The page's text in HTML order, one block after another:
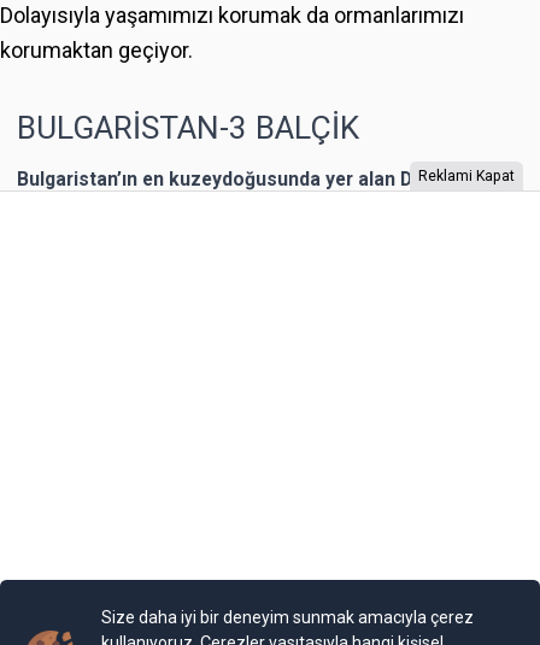
Dolayısıyla yaşamımızı korumak da ormanlarımızı
korumaktan geçiyor.
BULGARİSTAN-3 BALÇİK
Bulgaristan’ın en kuzeydoğusunda yer alan Dobriç bir
Yenigun
Reklami Kapat
Size daha iyi bir deneyim sunmak amacıyla çerez